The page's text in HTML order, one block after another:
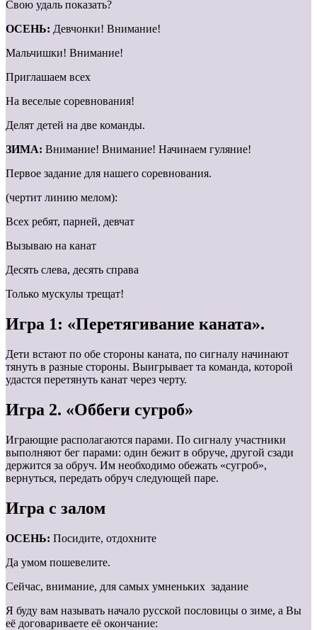
Свою удаль показать?
ОСЕНЬ: Девчонки! Внимание!
Мальчишки! Внимание!
Приглашаем всех
На веселые соревнования!
Делят детей на две команды.
ЗИМА: Внимание! Внимание! Начинаем гуляние!
Первое задание для нашего соревнования.
(чертит линию мелом):
Всех ребят, парней, девчат
Вызываю на канат
Десять слева, десять справа
Только мускулы трещат!
Игра 1: «Перетягивание каната».
Дети встают по обе стороны каната, по сигналу начинают
тянуть в разные стороны. Выигрывает та команда, которой
удастся перетянуть канат через черту.
Игра 2. «Оббеги сугроб»
Играющие располагаются парами. По сигналу участники
выполняют бег парами: один бежит в обруче, другой сзади
держится за обруч. Им необходимо обежать «сугроб»,
вернуться, передать обруч следующей паре.
Игра с залом
ОСЕНЬ: Посидите, отдохните
Да умом пошевелите.
Сейчас, внимание, для самых умненьких задание
Я буду вам называть начало русской пословицы о зиме, а Вы
её договариваете её окончание: